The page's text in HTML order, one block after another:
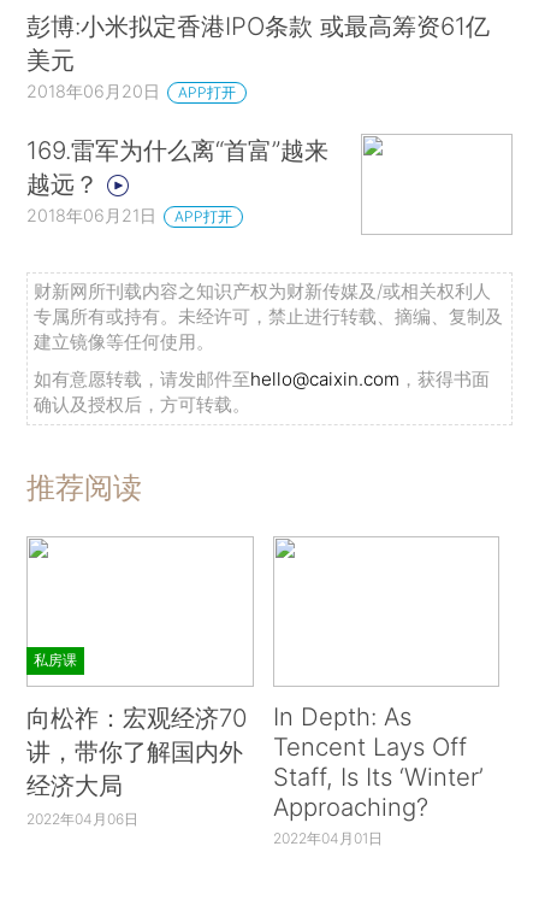
彭博:小米拟定香港IPO条款 或最高筹资61亿
美元
2018年06月20日 APP打开
169.雷军为什么离“首富”越来
越远？
2018年06月21日 APP打开
财新网所刊载内容之知识产权为财新传媒及/或相关权利人
专属所有或持有。未经许可，禁止进行转载、摘编、复制及
建立镜像等任何使用。
如有意愿转载，请发邮件至hello@caixin.com ，获得书面
确认及授权后，方可转载。
推荐阅读
私房课
向松祚：宏观经济70
讲，带你了解国内外
经济大局
2022年04月06日
In Depth: As
Tencent Lays Off
Staff, Is Its ‘Winter’
Approaching?
2022年04月01日